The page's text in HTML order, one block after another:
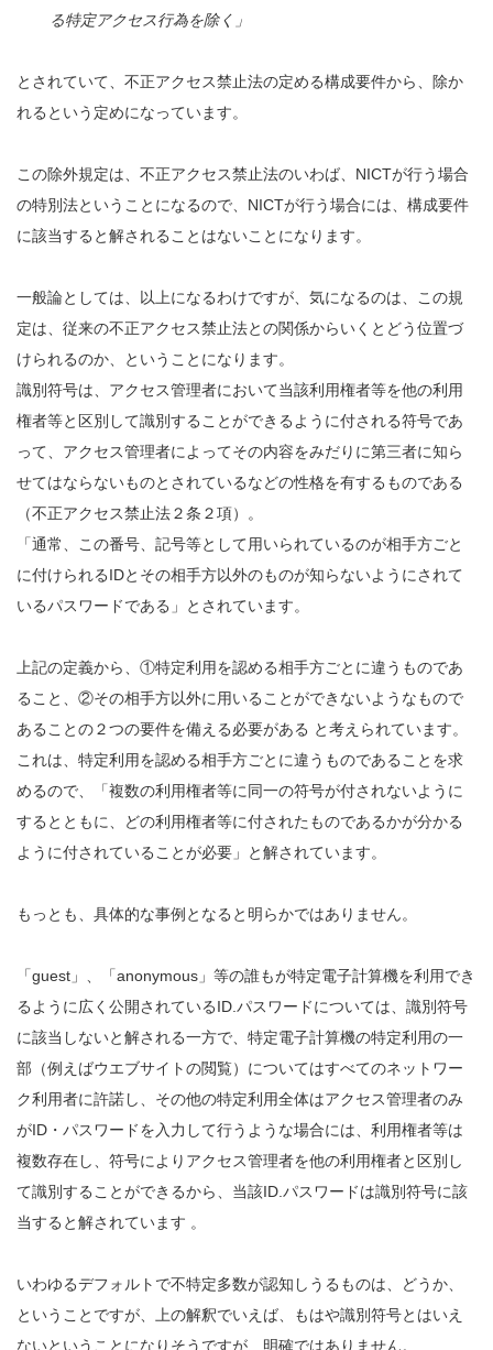
る特定アクセス行為を除く」
とされていて、不正アクセス禁止法の定める構成要件から、除か
れるという定めになっています。
この除外規定は、不正アクセス禁止法のいわば、NICTが行う場合
の特別法ということになるので、NICTが行う場合には、構成要件
に該当すると解されることはないことになります。
一般論としては、以上になるわけですが、気になるのは、この規
定は、従来の不正アクセス禁止法との関係からいくとどう位置づ
けられるのか、ということになります。
識別符号は、アクセス管理者において当該利用権者等を他の利用
権者等と区別して識別することができるように付される符号であ
って、アクセス管理者によってその内容をみだりに第三者に知ら
せてはならないものとされているなどの性格を有するものである
（不正アクセス禁止法２条２項）。
「通常、この番号、記号等として用いられているのが相手方ごと
に付けられるIDとその相手方以外のものが知らないようにされて
いるパスワードである」とされています。
上記の定義から、①特定利用を認める相手方ごとに違うものであ
ること、②その相手方以外に用いることができないようなもので
あることの２つの要件を備える必要がある と考えられています。
これは、特定利用を認める相手方ごとに違うものであることを求
めるので、「複数の利用権者等に同一の符号が付されないように
するとともに、どの利用権者等に付されたものであるかが分かる
ように付されていることが必要」と解されています。
もっとも、具体的な事例となると明らかではありません。
「guest」、「anonymous」等の誰もが特定電子計算機を利用でき
るように広く公開されているID.パスワードについては、識別符号
に該当しないと解される一方で、特定電子計算機の特定利用の一
部（例えばウエブサイトの閲覧）についてはすべてのネットワー
ク利用者に許諾し、その他の特定利用全体はアクセス管理者のみ
がID・パスワードを入力して行うような場合には、利用権者等は
複数存在し、符号によりアクセス管理者を他の利用権者と区別し
て識別することができるから、当該ID.パスワードは識別符号に該
当すると解されています 。
いわゆるデフォルトで不特定多数が認知しうるものは、どうか、
ということですが、上の解釈でいえば、もはや識別符号とはいえ
ないということになりそうですが、明確ではありません。